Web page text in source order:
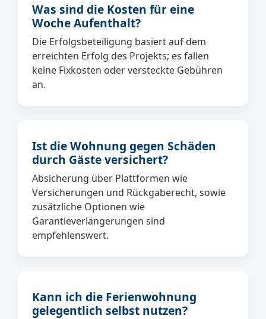
Was sind die Kosten für eine
Woche Aufenthalt?
Die Erfolgsbeteiligung basiert auf dem
erreichten Erfolg des Projekts; es fallen
keine Fixkosten oder versteckte Gebühren
an.
Ist die Wohnung gegen Schäden
durch Gäste versichert?
Absicherung über Plattformen wie
Versicherungen und Rückgaberecht, sowie
zusätzliche Optionen wie
Garantieverlängerungen sind
empfehlenswert.
Kann ich die Ferienwohnung
gelegentlich selbst nutzen?